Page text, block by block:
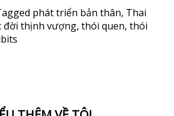
phát triển bản thân, Thai
đời thịnh vượng, thói quen, thói